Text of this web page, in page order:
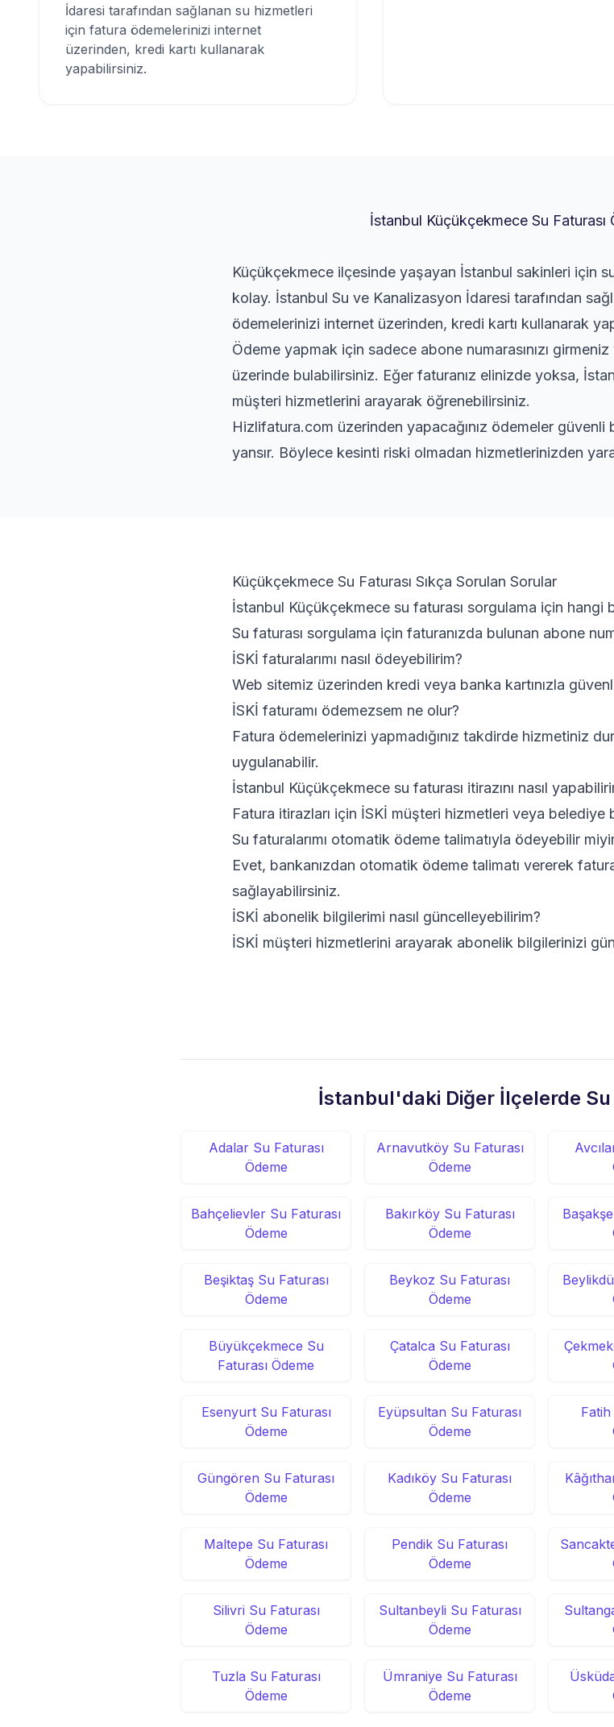
İdaresi tarafından sağlanan su hizmetleri
için fatura ödemelerinizi internet
üzerinden, kredi kartı kullanarak
yapabilirsiniz.
İstanbul Küçükçekmece Su Faturası
Küçükçekmece ilçesinde yaşayan İstanbul sakinleri için
kolay. İstanbul Su ve Kanalizasyon İdaresi tarafından
ödemelerinizi internet üzerinden, kredi kartı kullanarak
Ödeme yapmak için sadece abone numarasınızı
üzerinde bulabilirsiniz. Eğer faturanız elinizde yoksa,
müşteri hizmetlerini arayarak öğrenebilirsiniz.
Hizlifatura.com üzerinden yapacağınız ödemeler güvenli
yansır. Böylece kesinti riski olmadan hizmetlerinizden
Küçükçekmece Su Faturası Sıkça Sorulan Sorular
İstanbul Küçükçekmece su faturası sorgulama için hangi
Su faturası sorgulama için faturanızda bulunan abone
İSKİ faturalarımı nasıl ödeyebilirim?
Web sitemiz üzerinden kredi veya banka kartınızla
İSKİ faturamı ödemezsem ne olur?
Fatura ödemelerinizi yapmadığınız takdirde hizmetiniz
uygulanabilir.
İstanbul Küçükçekmece su faturası itirazını nasıl
Fatura itirazları için İSKİ müşteri hizmetleri veya
Su faturalarımı otomatik ödeme talimatıyla ödeyebilir
Evet, bankanızdan otomatik ödeme talimatı vererek
sağlayabilirsiniz.
İSKİ abonelik bilgilerimi nasıl güncelleyebilirim?
İSKİ müşteri hizmetlerini arayarak abonelik bilgilerinizi
İstanbul'daki Diğer İlçelerde Su
Adalar Su Faturası
Ödeme
Arnavutköy Su Faturası
Ödeme
Bahçelievler Su Faturası
Ödeme
Bakırköy Su Faturası
Ödeme
Beşiktaş Su Faturası
Ödeme
Beykoz Su Faturası
Ödeme
Büyükçekmece Su
Faturası Ödeme
Çatalca Su Faturası
Ödeme
Esenyurt Su Faturası
Ödeme
Eyüpsultan Su Faturası
Ödeme
Fatih
Güngören Su Faturası
Ödeme
Kadıköy Su Faturası
Ödeme
Maltepe Su Faturası
Ödeme
Pendik Su Faturası
Ödeme
Silivri Su Faturası
Ödeme
Sultanbeyli Su Faturası
Ödeme
Tuzla Su Faturası
Ödeme
Ümraniye Su Faturası
Ödeme